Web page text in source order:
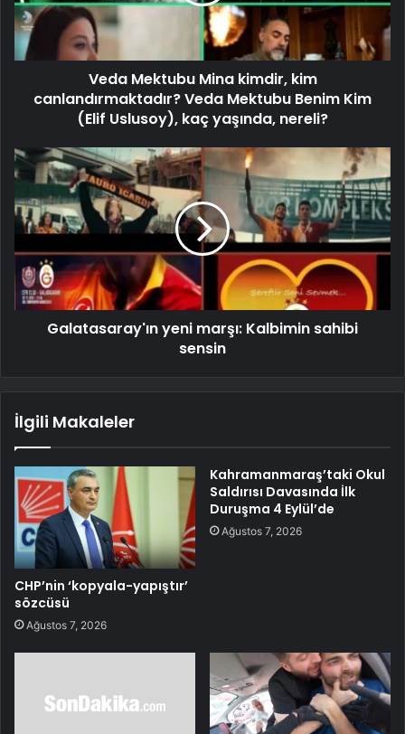
Veda Mektubu Mina kimdir, kim
canlandırmaktadır? Veda Mektubu Benim Kim
(Elif Uslusoy), kaç yaşında, nereli?
Galatasaray'ın yeni marşı: Kalbimin sahibi
sensin
İlgili Makaleler
CHP’nin ‘kopyala-yapıştır’
sözcüsü
Ağustos 7, 2026
Kahramanmaraş’taki Okul
Saldırısı Davasında İlk
Duruşma 4 Eylül’de
Ağustos 7, 2026